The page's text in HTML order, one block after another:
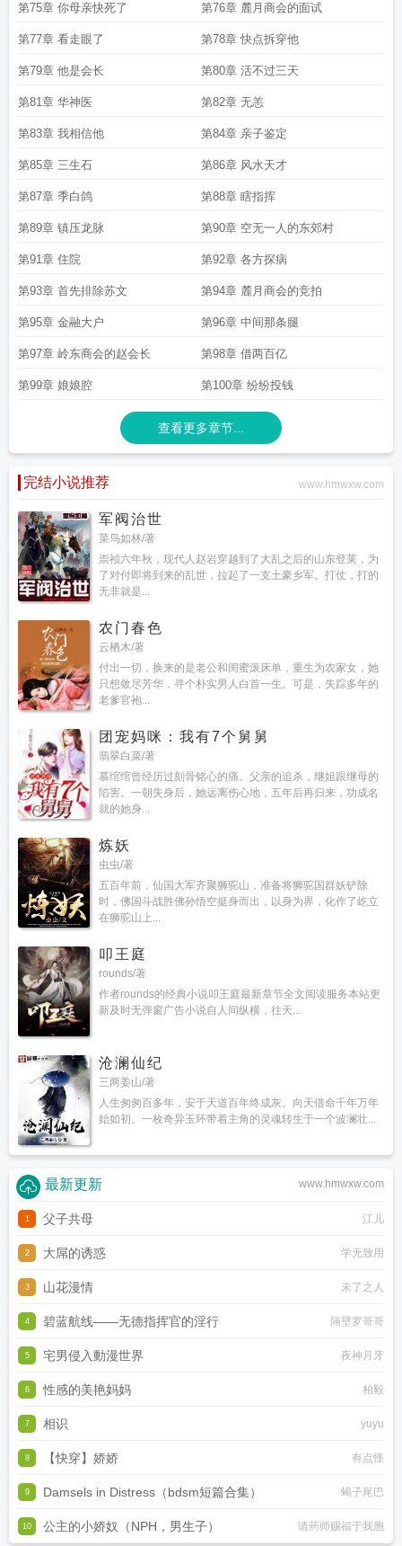
第75章 你母亲快死了 第76章 麓月商会的面试
第77章 看走眼了 第78章 快点拆穿他
第79章 他是会长 第80章 活不过三天
第81章 华神医 第82章 无恙
第83章 我相信他 第84章 亲子鉴定
第85章 三生石 第86章 风水天才
第87章 季白鸽 第88章 瞎指挥
第89章 镇压龙脉 第90章 空无一人的东郊村
第91章 住院 第92章 各方探病
第93章 首先排除苏文 第94章 麓月商会的竞拍
第95章 金融大户 第96章 中间那条腿
第97章 岭东商会的赵会长 第98章 借两百亿
第99章 娘娘腔 第100章 纷纷投钱
查看更多章节...
完结小说推荐 www.hmwxw.com
军阀治世
菜鸟如林/著
崇祯六年秋，现代人赵岩穿越到了大乱之后的山东登莱，为
了对付即将到来的乱世，拉起了一支土豪乡军。打仗，打的
无非就是...
农门春色
云栖木/著
付出一切，换来的是老公和闺蜜滚床单，重生为农家女，她
只想敛尽芳华，寻个朴实男人白首一生。可是，失踪多年的
老爹官袍...
团宠妈咪：我有7个舅舅
翡翠白菜/著
慕绾绾曾经历过刻骨铭心的痛。父亲的追杀，继姐跟继母的
陷害。一朝失身后，她远离伤心地，五年后再归来，功成名
就的她身...
炼妖
虫虫/著
五百年前，仙国大军齐聚狮驼山，准备将狮驼国群妖铲除
时，佛国斗战胜佛孙悟空挺身而出，以身为界，化作了屹立
在狮驼山上...
叩王庭
rounds/著
作者rounds的经典小说叩王庭最新章节全文阅读服务本站更
新及时无弹窗广告小说自人间纵横，往天...
沧澜仙纪
三两姜山/著
人生匆匆百多年，安于天道百年终成灰。向天借命千年万年
始如初。一枚奇异玉环带着主角的灵魂转生于一个波澜壮...
www.hmwxw.com
最新更新
1 父子共母 江儿
2 大屌的诱惑 学无致用
3 山花漫情 未了之人
4 碧蓝航线——无德指挥官的淫行 隔壁罗哥哥
5 宅男侵入動漫世界 夜神月牙
6 性感的美艳妈妈 柏毅
7 相识 yuyu
8 【快穿】娇娇 有点怪
9 Damsels in Distress（bdsm短篇合集） 蝎子尾巴
10 公主的小娇奴（NPH，男生子） 请药师赐福于我胞